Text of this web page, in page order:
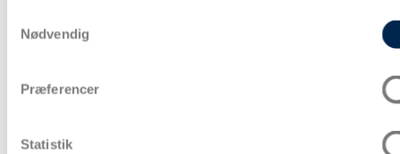
Nødvendig
Præferencer
Statistik